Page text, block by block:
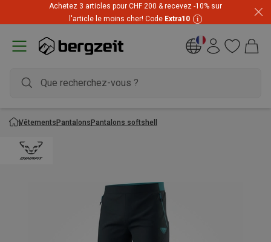
Prix imbattables ! Jusqu'à -60 % pendant les soldes d'été
Achetez 3 articles pour CHF 200 & recevez -10% sur
l'article le moins cher! Code Extra10
VêtementsPantalonsPantalons softshell